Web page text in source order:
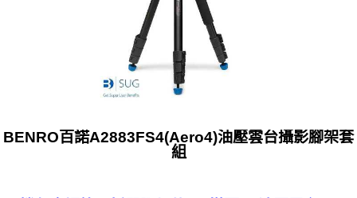
BENRO百諾A2883FS4(Aero4)油壓雲台攝影腳架套
組